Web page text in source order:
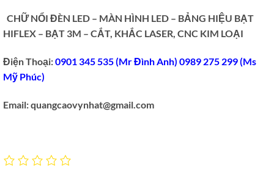
CHỮ NỔI ĐÈN LED – MÀN HÌNH LED – BẢNG HIỆU BẠT
HIFLEX – BẠT 3M – CẮT, KHẮC LASER, CNC KIM LOẠI
Điện Thoại:0901 345 535 (Mr Đình Anh) 0989 275 299 (Ms
Mỹ Phúc)
Email: quangcaovynhat@gmail.com